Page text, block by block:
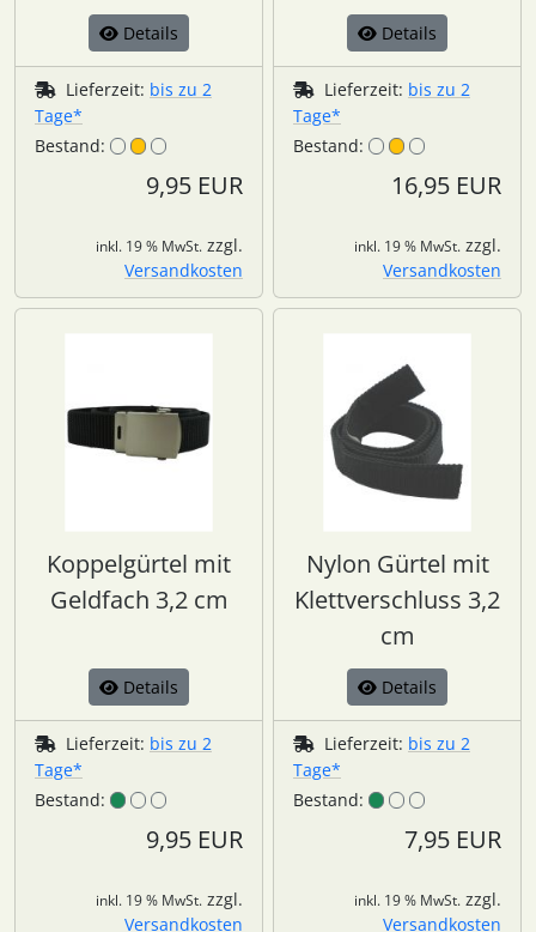
Details
Lieferzeit: bis zu 2
Tage*
Bestand:
9,95 EUR
inkl. 19 % MwSt. zzgl.
Versandkosten
Details
Lieferzeit: bis zu 2
Tage*
Bestand:
16,95 EUR
inkl. 19 % MwSt. zzgl.
Versandkosten
Koppelgürtel mit
Geldfach 3,2 cm
Details
Lieferzeit: bis zu 2
Tage*
Bestand:
9,95 EUR
inkl. 19 % MwSt. zzgl.
Versandkosten
Nylon Gürtel mit
Klettverschluss 3,2
cm
Details
Lieferzeit: bis zu 2
Tage*
Bestand:
7,95 EUR
inkl. 19 % MwSt. zzgl.
Versandkosten